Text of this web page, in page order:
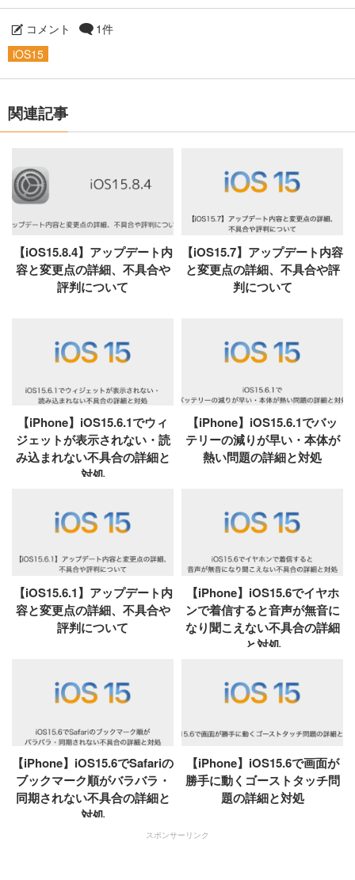
コメント
1件
iOS15
関連記事
【iOS15.8.4】アップデート内
容と変更点の詳細、不具合や
評判について
【iOS15.7】アップデート内容
と変更点の詳細、不具合や評
判について
【iPhone】iOS15.6.1でウィ
ジェットが表示されない・読
み込まれない不具合の詳細と
対処
【iPhone】iOS15.6.1でバッ
テリーの減りが早い・本体が
熱い問題の詳細と対処
【iOS15.6.1】アップデート内
容と変更点の詳細、不具合や
評判について
【iPhone】iOS15.6でイヤホ
ンで着信すると音声が無音に
なり聞こえない不具合の詳細
と対処
【iPhone】iOS15.6でSafariの
ブックマーク順がバラバラ・
同期されない不具合の詳細と
対処
【iPhone】iOS15.6で画面が
勝手に動くゴーストタッチ問
題の詳細と対処
スポンサーリンク